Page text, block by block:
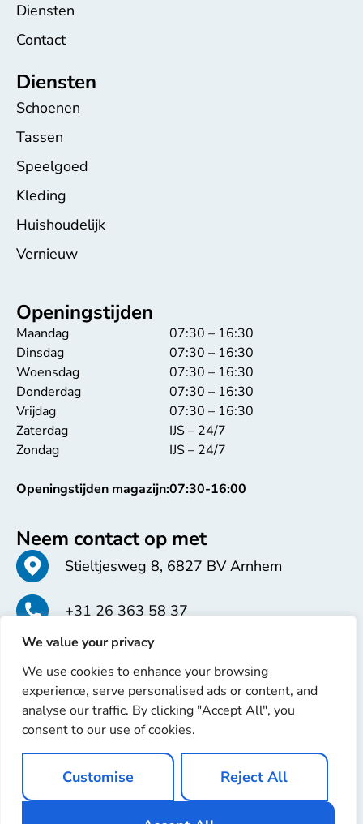
We value your privacy
We use cookies to enhance your browsing
experience, serve personalised ads or content, and
analyse our traffic. By clicking "Accept All", you
consent to our use of cookies.
Customise Reject All
Diensten
Contact
Diensten
Schoenen
Tassen
Speelgoed
Kleding
Huishoudelijk
Vernieuw
Openingstijden
Maandag
Dinsdag
Woensdag
Donderdag
Vrijdag
Zaterdag
Zondag
Openingstijden magazijn:
07:30 – 16:30
07:30 – 16:30
07:30 – 16:30
07:30 – 16:30
07:30 – 16:30
IJS – 24/7
IJS – 24/7
07:30-16:00
Neem contact op met
Stieltjesweg 8, 6827 BV Arnhem
+31 26 363 58 37
info@erren.com
Copyright © 2025 Erren Recondition. Alle rechten
voorbehouden
Ignaz Software